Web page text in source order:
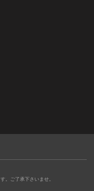
。ご了承下さいませ。